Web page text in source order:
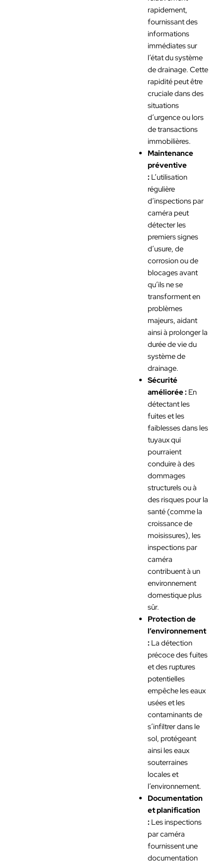
rapidement,
fournissant des
informations
immédiates sur
l’état du système
de drainage. Cette
rapidité peut être
cruciale dans des
situations
d’urgence ou lors
de transactions
immobilières.
Maintenance
préventive
: L’utilisation
régulière
d’inspections par
caméra peut
détecter les
premiers signes
d’usure, de
corrosion ou de
blocages avant
qu’ils ne se
transforment en
problèmes
majeurs, aidant
ainsi à prolonger la
durée de vie du
système de
drainage.
Sécurité
améliorée : En
détectant les
fuites et les
faiblesses dans les
tuyaux qui
pourraient
conduire à des
dommages
structurels ou à
des risques pour la
santé (comme la
croissance de
moisissures), les
inspections par
caméra
contribuent à un
environnement
domestique plus
sûr.
Protection de
l’environnement
: La détection
précoce des fuites
et des ruptures
potentielles
empêche les eaux
usées et les
contaminants de
s’infiltrer dans le
sol, protégeant
ainsi les eaux
souterraines
locales et
l’environnement.
Documentation
et planification
: Les inspections
par caméra
fournissent une
documentation